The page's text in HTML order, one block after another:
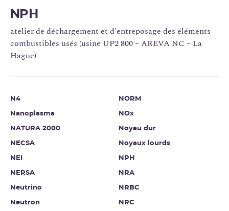
NPH
atelier de déchargement et d'entreposage des éléments
combustibles usés (usine UP2 800 – AREVA NC – La
Hague)
N4
Nanoplasma
NATURA 2000
NECSA
NEI
NERSA
Neutrino
Neutron
NORM
NOx
Noyau dur
Noyaux lourds
NPH
NRA
NRBC
NRC